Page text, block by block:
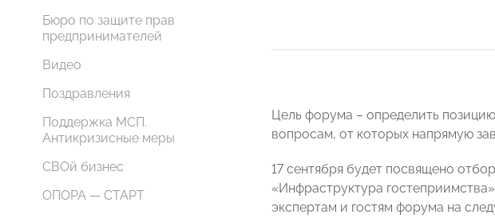
Бюро по защите прав
предпринимателей
Видео
Поздравления
Поддержка МСП.
Антикризисные меры
СВОй бизнес
ОПОРА — СТАРТ
Цель форума – определить
вопросам, от которых напрямую
17 сентября будет посвящено
«Инфраструктура
экспертам и гостям форума на